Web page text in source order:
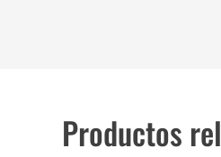
Productos